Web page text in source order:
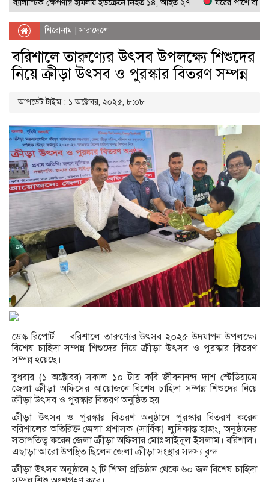
ক্ষেপণাস্ত্র হামলায় ইউক্রেনে নিহত ১৪, আহত ২৭
ঘরের পাশে বালুভর্তি
শিরোনাম|সারাদেশে
বরিশালে তারুণ্যের উৎসব উপলক্ষ্যে শিশুদের
নিয়ে ক্রীড়া উৎসব ও পুরস্কার বিতরণ সম্পন্ন
আপডেট টাইম : ১ অক্টোবর, ২০২৫, ৮:০৮
ডেস্ক রিপোর্ট ।। বরিশালে তারুণ্যের উৎসব ২০২৫ উদযাপন উপলক্ষ্যে
বিশেষ চাহিদা সম্পন্ন শিশুদের নিয়ে ক্রীড়া উৎসব ও পুরস্কার বিতরণ
সম্পন্ন হয়েছে।
বুধবার (১ অক্টোবর) সকাল ১০ টায় কবি জীবনানন্দ দাশ স্টেডিয়ামে
জেলা ক্রীড়া অফিসের আয়োজনে বিশেষ চাহিদা সম্পন্ন শিশুদের নিয়ে
ক্রীড়া উৎসব ও পুরস্কার বিতরণ অনুষ্ঠিত হয়।
ক্রীড়া উৎসব ও পুরস্কার বিতরণ অনুষ্ঠানে পুরস্কার বিতরণ করেন
বরিশালের অতিরিক্ত জেলা প্রশাসক (সার্বিক) লুসিকান্ত হাজং, অনুষ্ঠানের
সভাপতিত্ব করেন জেলা ক্রীড়া অফিসার মোঃ সাইদুল ইসলাম। বরিশাল।
এছাড়া আরো উপস্থিত ছিলেন জেলা ক্রীড়া সংস্থার সদস্য বৃন্দ।
ক্রীড়া উৎসব অনুষ্ঠানে ২ টি শিক্ষা প্রতিষ্ঠান থেকে ৬০ জন বিশেষ চাহিদা